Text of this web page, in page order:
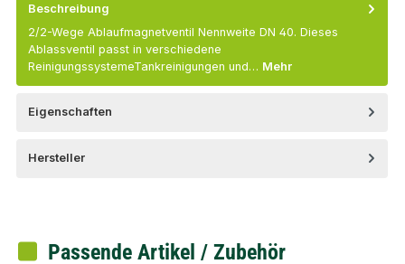
Beschreibung
2/2-Wege Ablaufmagnetventil Nennweite DN 40. Dieses
Ablassventil passt in verschiedene
ReinigungssystemeTankreinigungen und… Mehr
Eigenschaften
Hersteller
Passende Artikel / Zubehör